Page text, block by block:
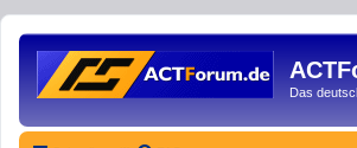
Das